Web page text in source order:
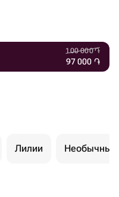
100 000֏
97 000 ֏
Лилии Необычные